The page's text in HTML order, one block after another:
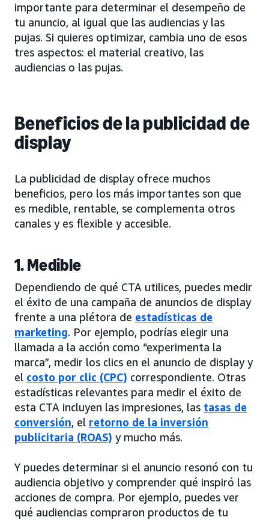
importante para determinar el desempeño de
tu anuncio, al igual que las audiencias y las
pujas. Si quieres optimizar, cambia uno de esos
tres aspectos: el material creativo, las
audiencias o las pujas.
Beneficios de la publicidad de
display
La publicidad de display ofrece muchos
beneficios, pero los más importantes son que
es medible, rentable, se complementa otros
canales y es flexible y accesible.
1. Medible
Dependiendo de qué CTA utilices, puedes medir
el éxito de una campaña de anuncios de display
frente a una plétora de estadísticas de
marketing. Por ejemplo, podrías elegir una
llamada a la acción como “experimenta la
marca”, medir los clics en el anuncio de display y
el costo por clic (CPC) correspondiente. Otras
estadísticas relevantes para medir el éxito de
esta CTA incluyen las impresiones, las tasas de
conversión, el retorno de la inversión
publicitaria (ROAS) y mucho más.
Y puedes determinar si el anuncio resonó con tu
audiencia objetivo y comprender qué inspiró las
acciones de compra. Por ejemplo, puedes ver
qué audiencias compraron productos de tu